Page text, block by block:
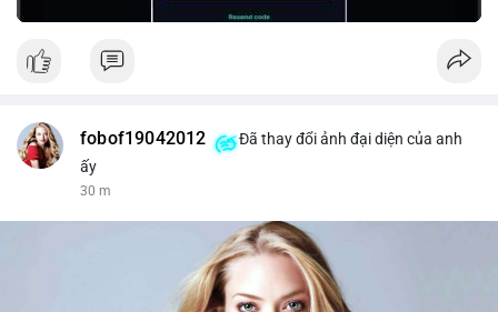
fobof19042012
Đã thay đổi ảnh đại diện của anh
ấy
30 m